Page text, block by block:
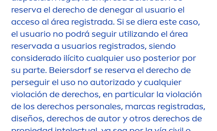
reserva el derecho de denegar al usuario el
acceso al área registrada. Si se diera este caso,
el usuario no podrá seguir utilizando el área
reservada a usuarios registrados, siendo
considerado ilícito cualquier uso posterior por
su parte. Beiersdorf se reserva el derecho de
perseguir el uso no autorizado y cualquier
violación de derechos, en particular la violación
de los derechos personales, marcas registradas,
diseños, derechos de autor y otros derechos de